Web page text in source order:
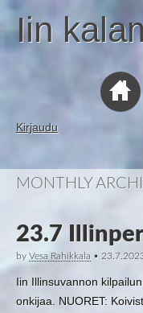
Iin
Kirjaudu
MONTHLY
23.7
by Vesa Rahikkala •
Iin Illinsuvannon
onkijaa. NUORET: